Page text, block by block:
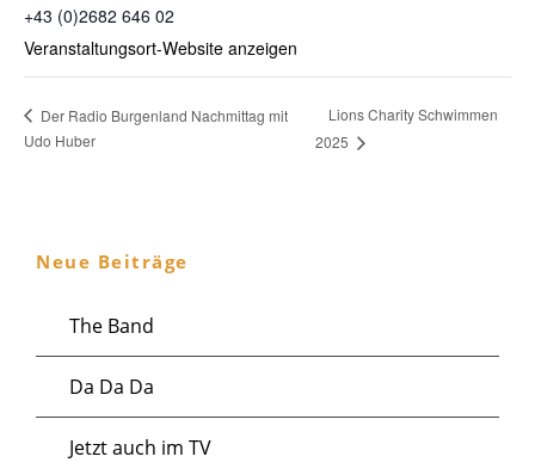
+43 (0)2682 646 02
Veranstaltungsort-Website anzeigen
Der Radio Burgenland Nachmittag mit
Udo Huber
Lions Charity Schwimmen
2025
Neue Beiträge
The Band
Da Da Da
Jetzt auch im TV